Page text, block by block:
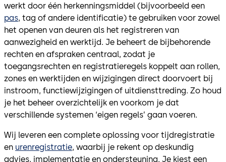
werkt door één herkenningsmiddel (bijvoorbeeld een
pas, tag of andere identificatie) te gebruiken voor zowel
het openen van deuren als het registreren van
aanwezigheid en werktijd. Je beheert de bijbehorende
rechten en afspraken centraal, zodat je
toegangsrechten en registratieregels koppelt aan rollen,
zones en werktijden en wijzigingen direct doorvoert bij
instroom, functiewijzigingen of uitdiensttreding. Zo houd
je het beheer overzichtelijk en voorkom je dat
verschillende systemen ‘eigen regels’ gaan voeren.
Wij leveren een complete oplossing voor tijdregistratie
en urenregistratie, waarbij je rekent op deskundig
advies, implementatie en ondersteuning. Je kiest een